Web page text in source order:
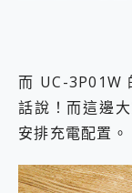
而 UC-3P01W
話說！而這邊
安排充電配置。